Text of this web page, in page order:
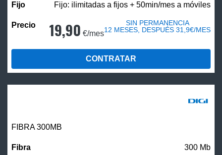
Fijo: ilimitadas a fijos + 50min/mes a móviles
19,90 €/mes
SIN PERMANENCIA
12 MESES, DESPUÉS 31,9€/MES
CONTRATAR
FIBRA 300MB
300 Mb